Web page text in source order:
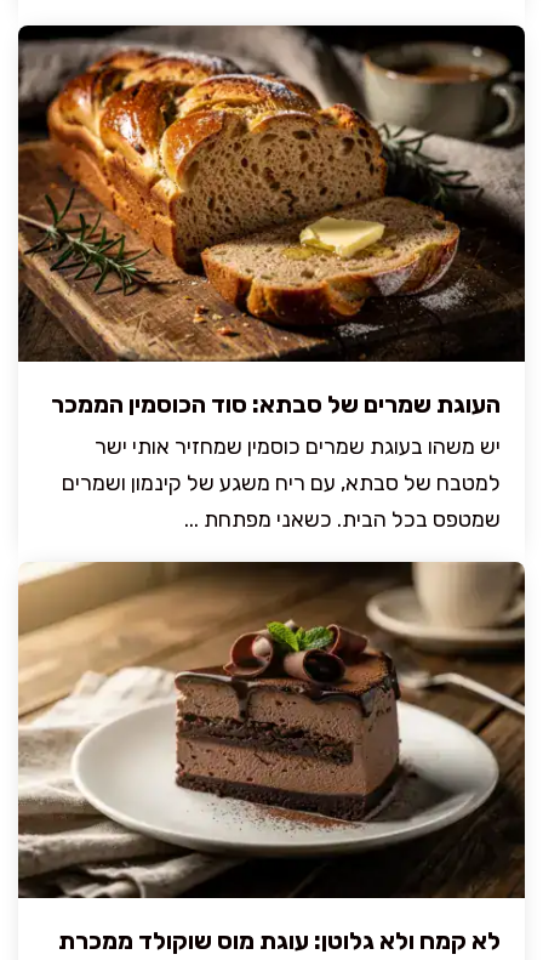
העוגת שמרים של סבתא: סוד הכוסמין הממכר
יש משהו בעוגת שמרים כוסמין שמחזיר אותי ישר
למטבח של סבתא, עם ריח משגע של קינמון ושמרים
שמטפס בכל הבית. כשאני מפתחת ...
לא קמח ולא גלוטן: עוגת מוס שוקולד ממכרת